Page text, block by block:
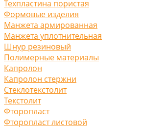
Техпластина пористая
Формовые изделия
Манжета армированная
Манжета уплотнительная
Шнур резиновый
Полимерные материалы
Капролон
Капролон стержни
Стеклотекстолит
Текстолит
Фторопласт
Фторопласт листовой